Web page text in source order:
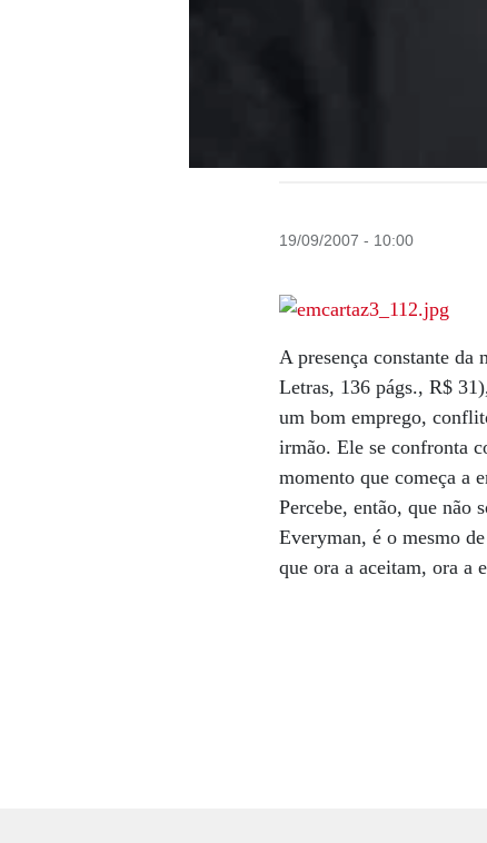
19/09/2007 - 10:00
A presença constante
Letras, 136 págs., R$
um bom emprego,
irmão. Ele se confronta
momento que começa a
Percebe, então, que não
Everyman, é o mesmo
que ora a aceitam, ora a